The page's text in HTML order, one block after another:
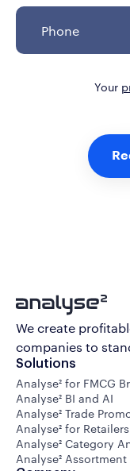
Your
We create
companies to
Solutions
Analyse² for FMCG
Analyse² BI and AI
Analyse² Trade
Analyse² for Retailers
Analyse² Category
Analyse²